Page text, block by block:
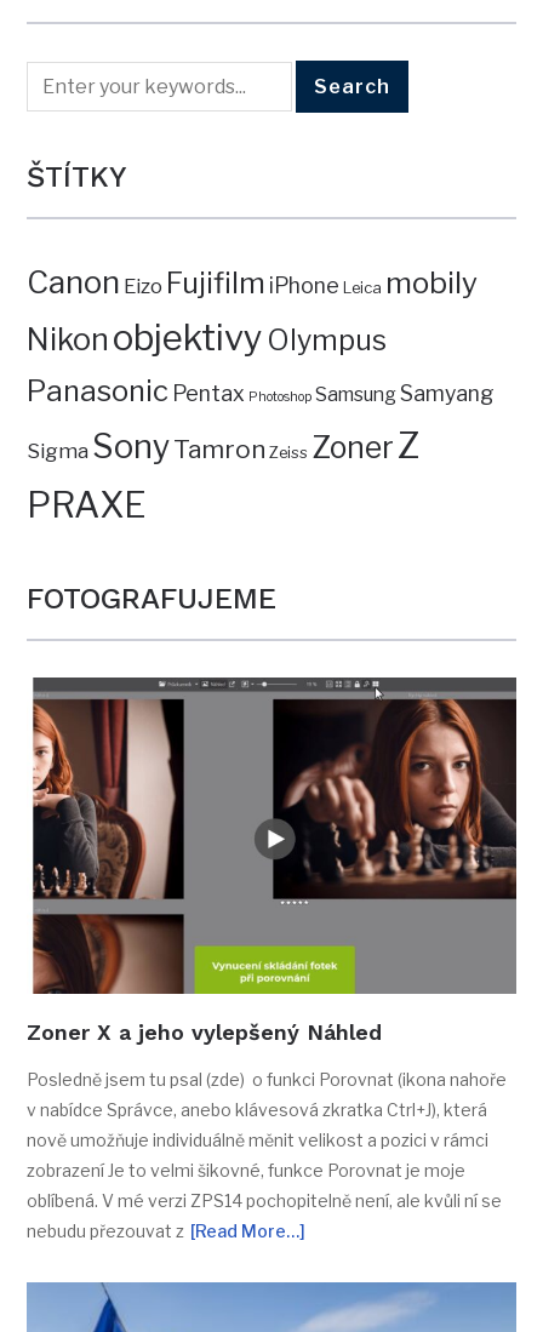
ŠTÍTKY
Canon Eizo Fujifilm iPhone Leica mobily
Nikon objektivy Olympus
Panasonic Pentax Photoshop SamsungSamyang
Sigma SonyTamron Zeiss ZonerZ
PRAXE
FOTOGRAFUJEME
Zoner X a jeho vylepšený Náhled
Posledně jsem tu psal (zde) o funkci Porovnat (ikona nahoře
v nabídce Správce, anebo klávesová zkratka Ctrl+J), která
nově umožňuje individuálně měnit velikost a pozici v rámci
zobrazení Je to velmi šikovné, funkce Porovnat je moje
oblíbená. V mé verzi ZPS14 pochopitelně není, ale kvůli ní se
nebudu přezouvat z [Read More…]